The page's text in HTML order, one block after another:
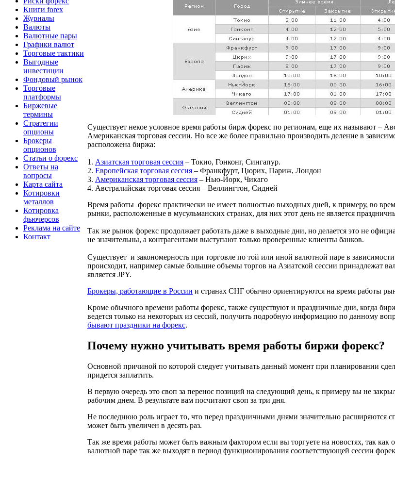
Книги forex
Журналы
Валюты
Валютные пары
Графики валют
Торговые тактики
Выгодные
инвестиции
Фондовый рынок
Торговые
платформы
Биржевые
термины
Стратегии
опционы
Брокеры
опционов
Статьи о форекс
Ответы на
вопросы
Карта сайта
Котировки
металлов
Котировка
фьючерсов
Реклама на сайте
Контакт
Существует некое условное время работы бирж форекс по регионам, еще их называют –
Американская торговая сессии. Но все же более правильно производить деление в
расположена биржа:
1. Азиатская торговая сессия – Токио, Гонконг, Сингапур.
2. Европейская торговая сессия – Франкфурт, Цюрих, Париж, Лондон
3. Американская торговая сессия – Нью-Йорк, Чикаго
4. Австралийская торговая сессия – Веллингтон, Сидней
Время работы форекс практически не имеет полностью выходных дней, к примеру, во
рынки, расположенные в мусульманских странах, для них этот день не является
Так же рынок форекс продолжает работать даже в выходные дни, но делается это не
не значительны, а контрагентами выступают только проверенные клиенты банков.
Существует и закономерность при торговле по той или иной валютной паре в
происходит, например самые большие объемы торгов на Азиатской сессии принадлежат
является JPY.
Брокеры, работающие в России и странах СНГ обычно ориентируются на время работы
Кроме обычного времени работы форекс, также существуют и праздничные дни, когда
ведется только на некоторых из сессий, получить подробную информацию по данному
бывают праздники на форекс.
Почему нужно учитывать время работы биржи форекс?
Основной причиной по которой следует учитывать данный момент при планировании
придется заплатить.
В первую очередь это своп за перенос позиций на следующий день, к примеру вы не
рабочим днем. В результате вам посчитают своп за три дня.
Не последнюю роль играет то, что перед праздничными днями значительно расширяются
может быть увеличен в десять раз.
Так же время работы может быть важным фактором если вы торгуете на новостях, так как
валютной паре так же выходят в период функционирования соответствующей сессии